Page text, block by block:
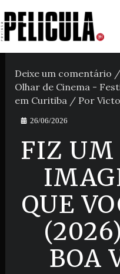
para
o
conteúdo
Deixe um comentário /
Olhar de Cinema -
em Curitiba/ Por
26/06/2026
FIZ UM
QUE
BOA